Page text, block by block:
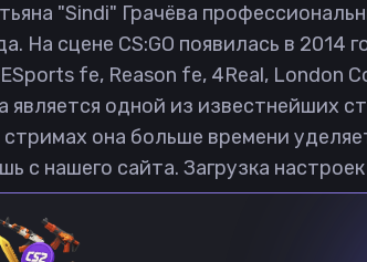
"Sindi" Грачёва
На сцене CS:GO появилась в 2014
fe, Reason fe, 4Real, London
является одной из известнейших
стримах она больше времени
с нашего сайта. Загрузка